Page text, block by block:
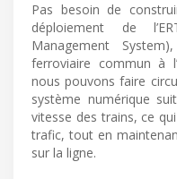
Pas besoin de
déploiement de
Management
ferroviaire commun à
nous pouvons faire
système numérique
vitesse des trains, ce
trafic, tout en
sur la ligne.